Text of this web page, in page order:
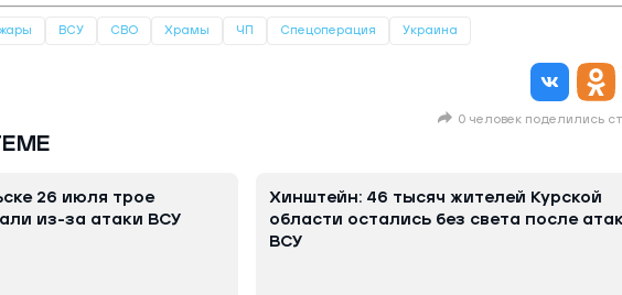
ВСУ СВО Храмы ЧП Спецоперация Украина
0 человек поделились
26 июля трое
из-за атаки ВСУ
Хинштейн: 46 тысяч жителей Курской
области остались без света после
ВСУ